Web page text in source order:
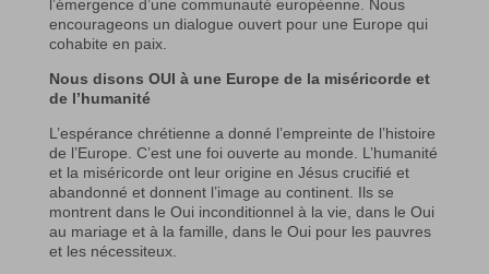
l’émergence d’une communauté européenne. Nous
encourageons un dialogue ouvert pour une Europe qui
cohabite en paix.
Nous disons OUI à une Europe de la miséricorde et
de l’humanité
L’espérance chrétienne a donné l’empreinte de l’histoire
de l’Europe. C’est une foi ouverte au monde. L’humanité
et la miséricorde ont leur origine en Jésus crucifié et
abandonné et donnent l’image au continent. Ils se
montrent dans le Oui inconditionnel à la vie, dans le Oui
au mariage et à la famille, dans le Oui pour les pauvres
et les nécessiteux.